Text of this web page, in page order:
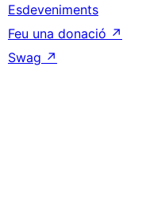
Esdeveniments
Feu una donació ↗
Swag ↗